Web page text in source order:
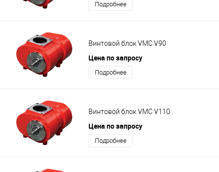
Подробнее
Винтовой блок VMC V90
Цена по запросу
Подробнее
Винтовой блок VMC V110
Цена по запросу
Подробнее